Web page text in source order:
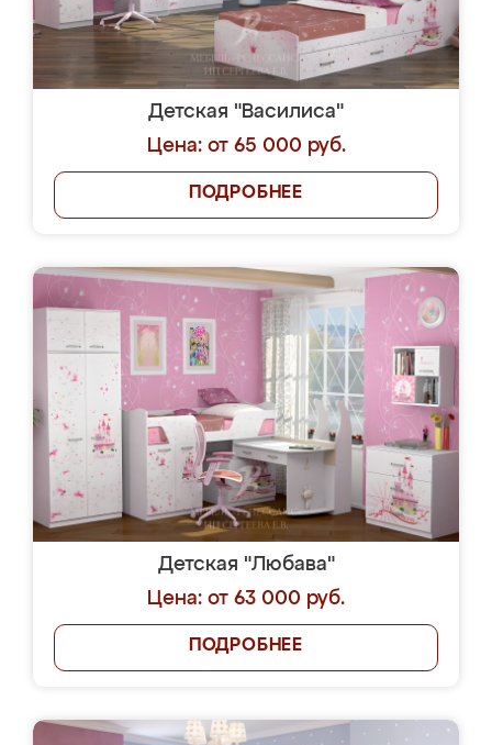
Детская "Василиса"
Цена: от 65 000 руб.
ПОДРОБНЕЕ
Детская "Любава"
Цена: от 63 000 руб.
ПОДРОБНЕЕ